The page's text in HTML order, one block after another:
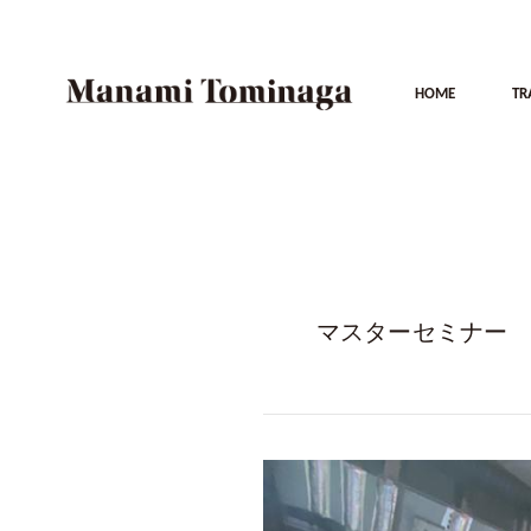
HOME
マスターセミナー
VINEXPO
ASIA